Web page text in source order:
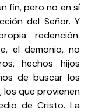
fin, pero no en sí
del Señor. Y
redención.
el demonio, no
hechos hijos
de buscar los
los que provienen
de Cristo. La